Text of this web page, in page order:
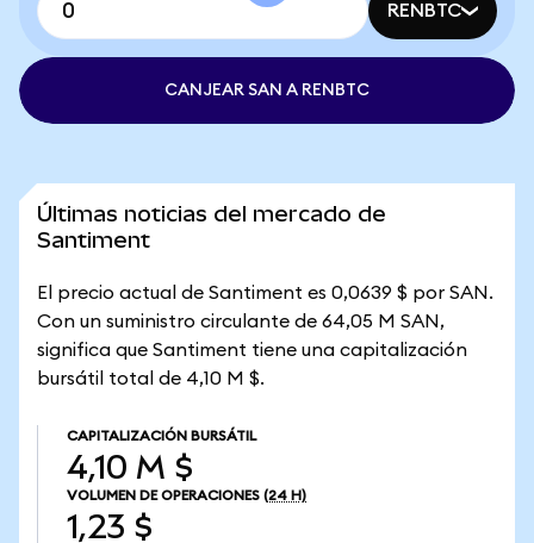
RENBTC
CANJEAR SAN A RENBTC
Últimas noticias del mercado de
Santiment
El precio actual de Santiment es 0,0639 $ por SAN.
Con un suministro circulante de 64,05 M SAN,
significa que Santiment tiene una capitalización
bursátil total de 4,10 M $.
CAPITALIZACIÓN BURSÁTIL
4,10 M $
VOLUMEN DE OPERACIONES (24 H)
1,23 $